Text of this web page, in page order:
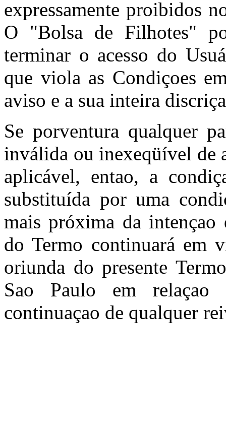
expressamente proibidos
O "Bolsa de Filhotes"
terminar o acesso do
que viola as Condiçoes
aviso e a sua inteira
Se porventura qualquer
inválida ou inexeqüível de
aplicável, entao, a
substituída por uma
mais próxima da
do Termo continuará em
oriunda do presente
Sao Paulo em relaçao
continuaçao de qualquer